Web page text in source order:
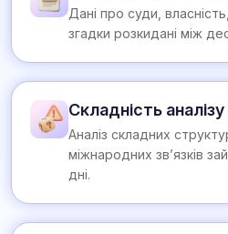
Дані про суди,
згадки розкидані між
Складність аналізу
Аналіз складних
міжнародних зв’язків
дні.